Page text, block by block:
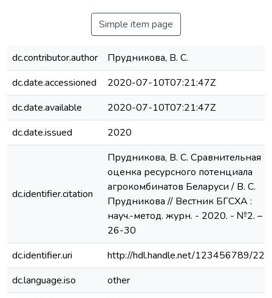
Simple item page
dc.contributor.author
Прудникова, В. С.
dc.date.accessioned
2020-07-10T07:21:47Z
dc.date.available
2020-07-10T07:21:47Z
dc.date.issued
2020
dc.identifier.citation
Прудникова, В. С. Сравнительная
оценка ресурсного потенциала
агрокомбинатов Беларуси / В. С.
Прудникова // Вестник БГСХА :
науч.-метод. журн. - 2020. - №2. – С.
26-30
dc.identifier.uri
http://hdl.handle.net/123456789/
dc.language.iso
other